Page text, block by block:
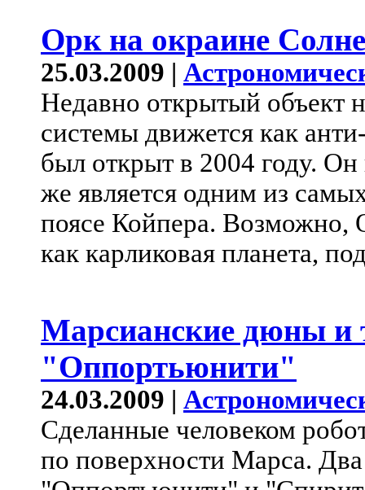
Орк на окраине
25.03.2009 |
Недавно открытый объект
системы движется как
был открыт в 2004 году.
же является одним из
поясе Койпера.
как карликовая планета,
Марсианские дюны и
"Оппортьюнити"
24.03.2009 |
Сделанные человеком
по поверхности Марса.